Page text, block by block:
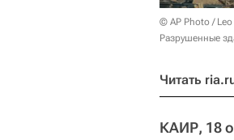
© AP Photo / Leo
Разрушенные
Читать
КАИР, 18